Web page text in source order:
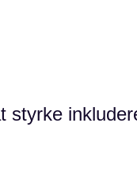
styrke